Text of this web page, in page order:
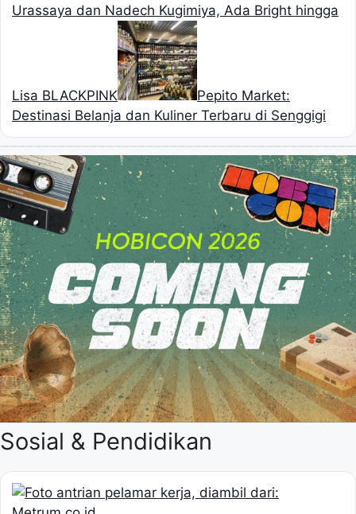
Urassaya dan Nadech Kugimiya, Ada Bright hingga
Lisa BLACKPINK
Pepito Market:
Destinasi Belanja dan Kuliner Terbaru di Senggigi
Sosial & Pendidikan